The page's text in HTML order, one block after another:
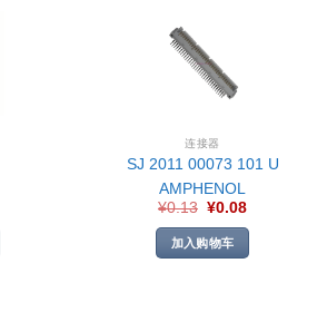
连接器
SJ 2011 00073 101 U
AMPHENOL
¥0.13 ¥0.08
加入购物车